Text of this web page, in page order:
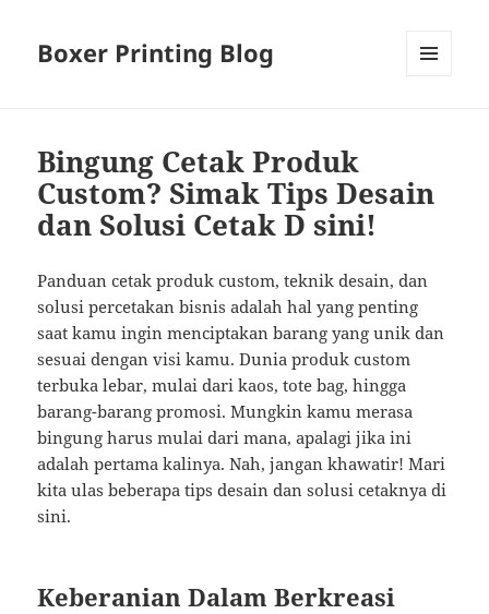
Boxer Printing Blog
Bingung Cetak Produk
Custom? Simak Tips Desain
dan Solusi Cetak D sini!
Panduan cetak produk custom, teknik desain, dan
solusi percetakan bisnis adalah hal yang penting
saat kamu ingin menciptakan barang yang unik dan
sesuai dengan visi kamu. Dunia produk custom
terbuka lebar, mulai dari kaos, tote bag, hingga
barang-barang promosi. Mungkin kamu merasa
bingung harus mulai dari mana, apalagi jika ini
adalah pertama kalinya. Nah, jangan khawatir! Mari
kita ulas beberapa tips desain dan solusi cetaknya di
sini.
Keberanian Dalam Berkreasi